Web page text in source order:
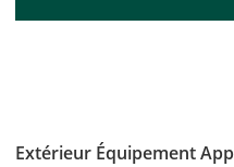
Extérieur Équipement